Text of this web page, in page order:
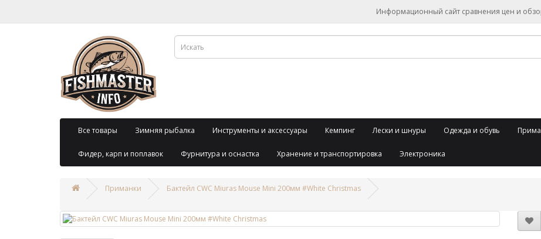
Информационный сайт сравнения цен и
Все товары Зимняя рыбалка Инструменты и аксессуары Кемпинг Лески и шнуры Одежда и обувь
Фидер, карп и поплавок Фурнитура и оснастка Хранение и транспортировка Электроника
Приманки Бактейл CWC Miuras Mouse Mini 200мм #White Christmas